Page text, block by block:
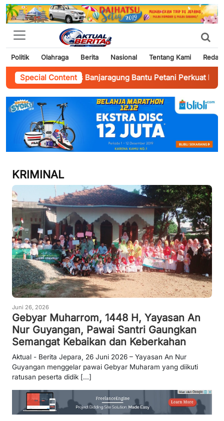
Politik Olahraga Berita Nasional Tentang Kami
Special Content
Banjaragung Bantu Petani Perkuat Ketahanan Pangan
KRIMINAL
Juni 26, 2026
Gebyar Muharrom, 1448 H, Yayasan An
Nur Guyangan, Pawai Santri Gaungkan
Semangat Kebaikan dan Keberkahan
Aktual - Berita Jepara, 26 Juni 2026 – Yayasan An Nur
Guyangan menggelar pawai Gebyar Muharam yang diikuti
ratusan peserta didik [...]